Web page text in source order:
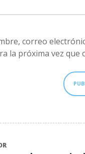
correo
la próxima vez que